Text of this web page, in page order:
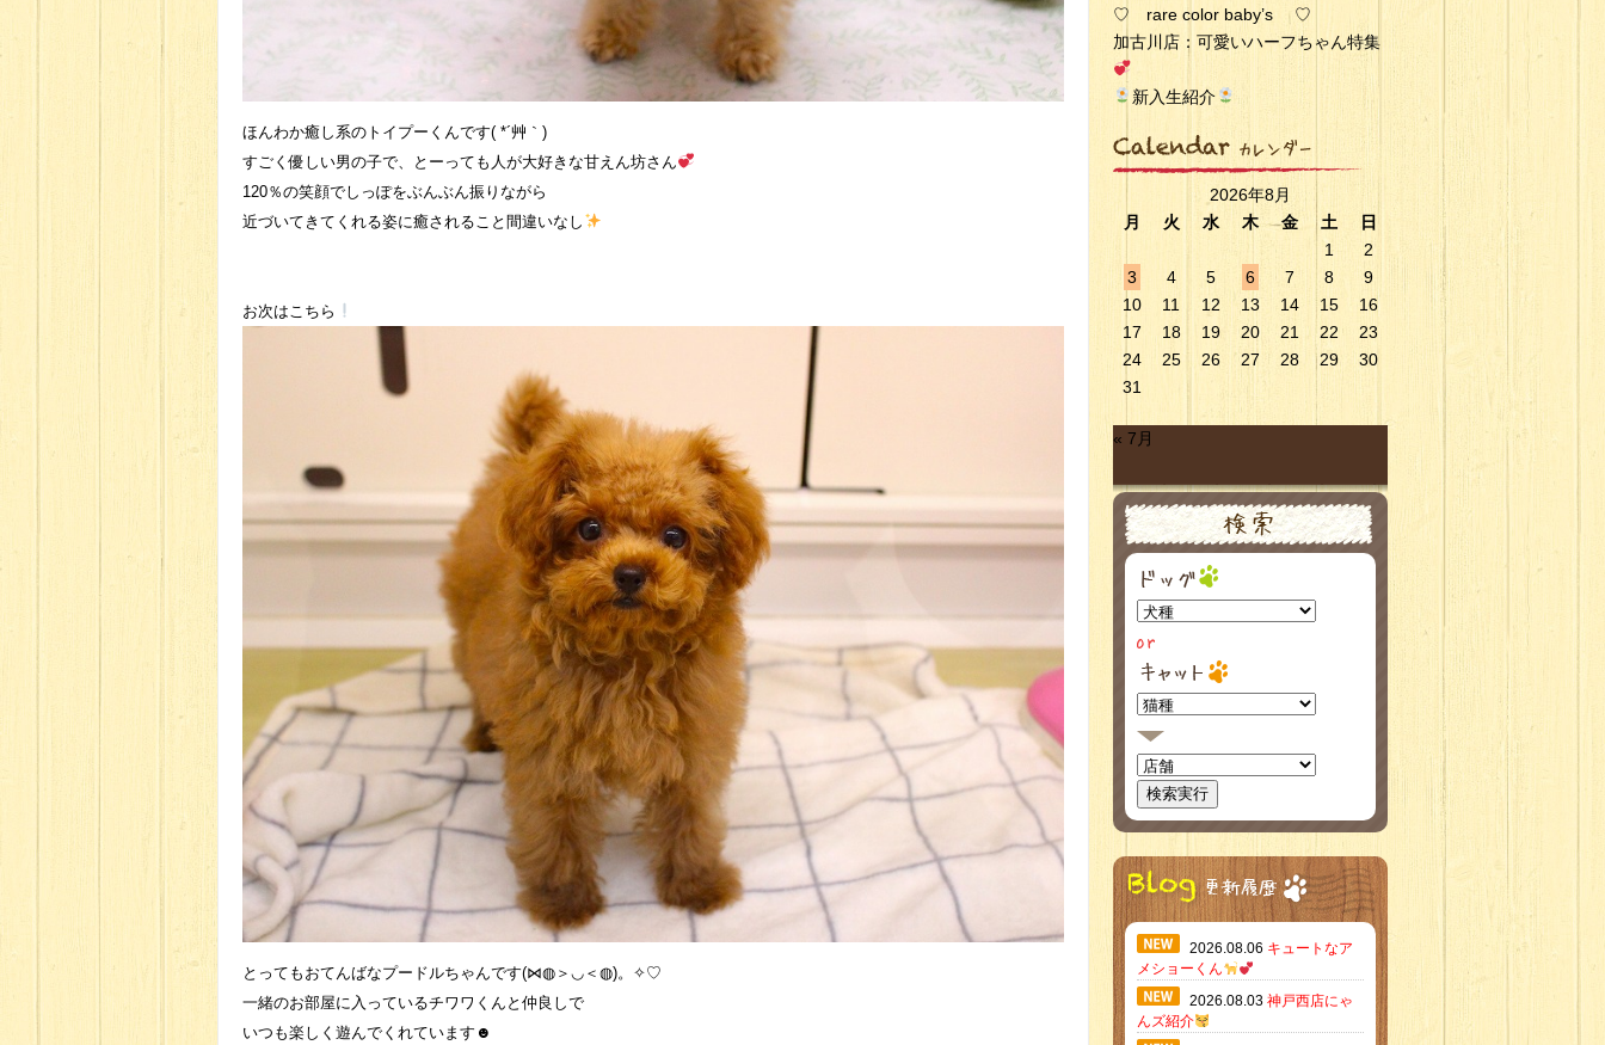
ほんわか癒し系のトイプーくんです( *´艸｀)
すごく優しい男の子で、とーっても人が大好きな甘えん坊さん
120％の笑顔でしっぽをぶんぶん振りながら
近づいてきてくれる姿に癒されること間違いなし
お次はこちら
とってもおてんばなプードルちゃんです(⋈◍＞◡＜◍)。✧♡
一緒のお部屋に入っているチワワくんと仲良しで
いつも楽しく遊んでくれています☻
♡ rare color baby’s ♡
加古川店：可愛いハーフちゃん特集
新入生紹介
2026年8月
月
火 水 木 金 土
日
1
2
3
4 5 6 7 8
9
10
11 12 13 14 15
16
17
18 19 20 21 22
23
24
25 26 27 28 29
30
31
« 7月
2026.08.06 キュートなア
メショーくん
2026.08.03 神戸西店にゃ
んズ紹介